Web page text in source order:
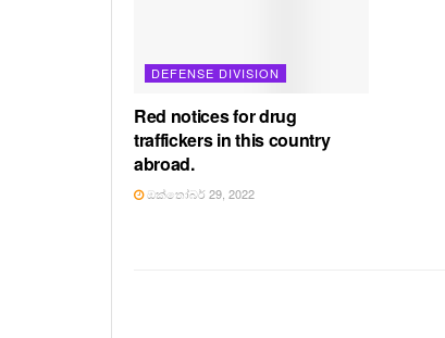
DEFENSE DIVISION
Red notices for drug
traffickers in this country
abroad.
ඔක්තෝබර් 29, 2022